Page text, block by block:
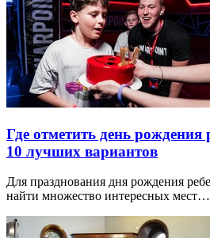
Где отметить день
10 лучших вариантов
Для празднования дня рождения
найти множество интересных мест…